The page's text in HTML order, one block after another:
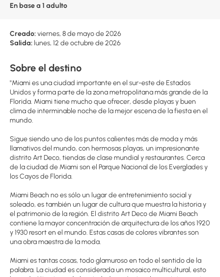
En base a 1 adulto
Creado:viernes, 8 de mayo de 2026
Salida: lunes, 12 de octubre de 2026
Sobre el destino
"Miami es una ciudad importante en el sur-este de Estados
Unidos y forma parte de la zona metropolitana más grande de la
Florida. Miami tiene mucho que ofrecer, desde playas y buen
clima de interminable noche de la mejor escena de la fiesta en el
mundo.
Sigue siendo uno de los puntos calientes más de moda y más
llamativos del mundo, con hermosas playas, un impresionante
distrito Art Deco, tiendas de clase mundial y restaurantes. Cerca
de la ciudad de Miami son el Parque Nacional de los Everglades y
los Cayos de Florida.
Miami Beach no es sólo un lugar de entretenimiento social y
soleado, es también un lugar de cultura que muestra la historia y
el patrimonio de la región. El distrito Art Deco de Miami Beach
contiene la mayor concentración de arquitectura de los años 1920
y 1930 resort en el mundo. Estas casas de colores vibrantes son
una obra maestra de la moda.
Miami es tantas cosas, todo glamuroso en todo el sentido de la
palabra. La ciudad es considerada un mosaico multicultural, esto